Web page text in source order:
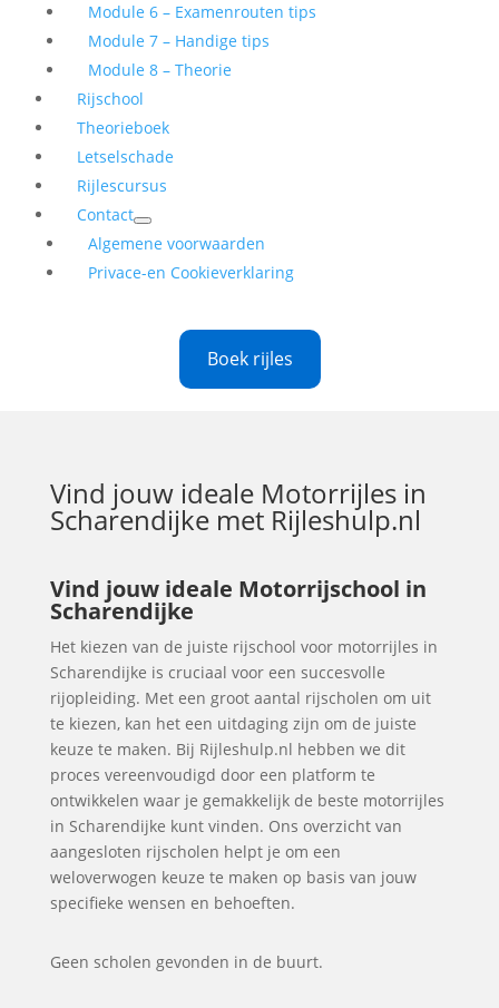
Module 6 – Examenrouten tips
Module 7 – Handige tips
Module 8 – Theorie
Rijschool
Theorieboek
Letselschade
Rijlescursus
Contact
Algemene voorwaarden
Privace-en Cookieverklaring
Boek rijles
Vind jouw ideale Motorrijles in
Scharendijkemet Rijleshulp.nl
Vind jouw ideale Motorrijschool in
Scharendijke
Het kiezen van de juiste rijschool voor motorrijles in
Scharendijke is cruciaal voor een succesvolle
rijopleiding. Met een groot aantal rijscholen om uit
te kiezen, kan het een uitdaging zijn om de juiste
keuze te maken. Bij Rijleshulp.nl hebben we dit
proces vereenvoudigd door een platform te
ontwikkelen waar je gemakkelijk de beste motorrijles
in Scharendijke kunt vinden. Ons overzicht van
aangesloten rijscholen helpt je om een
weloverwogen keuze te maken op basis van jouw
specifieke wensen en behoeften.
Geen scholen gevonden in de buurt.